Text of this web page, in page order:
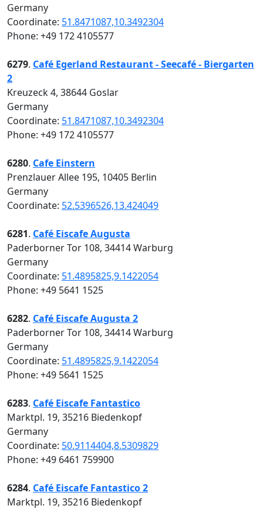
Germany
Coordinate: 51.8471087,10.3492304
Phone: +49 172 4105577
6279. Café Egerland Restaurant - Seecafé - Biergarten
2
Kreuzeck 4, 38644 Goslar
Germany
Coordinate: 51.8471087,10.3492304
Phone: +49 172 4105577
6280. Cafe Einstern
Prenzlauer Allee 195, 10405 Berlin
Germany
Coordinate: 52.5396526,13.424049
6281. Café Eiscafe Augusta
Paderborner Tor 108, 34414 Warburg
Germany
Coordinate: 51.4895825,9.1422054
Phone: +49 5641 1525
6282. Café Eiscafe Augusta 2
Paderborner Tor 108, 34414 Warburg
Germany
Coordinate: 51.4895825,9.1422054
Phone: +49 5641 1525
6283. Café Eiscafe Fantastico
Marktpl. 19, 35216 Biedenkopf
Germany
Coordinate: 50.9114404,8.5309829
Phone: +49 6461 759900
6284. Café Eiscafe Fantastico 2
Marktpl. 19, 35216 Biedenkopf